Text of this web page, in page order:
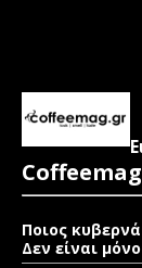
Ποιος
Δεν είναι